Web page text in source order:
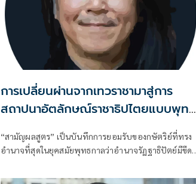
การเปลี่ยนผ่านจากเทวราชามาสู่การ
สถาปนาอัตลักษณ์ราชาธิปไตยแบบพุทธ
ศาสนาในพระไตรปิฏก : สามัญผลสูตรใน
ฐานะทฤษฎีขีดจำกัดของอำนาจรัฐเหนือ
แรงงานและทรัพย์สิน
“สามัญผลสูตร” เป็นบันทึกการยอมรับของกษัตริย์ที่ทรง
อำนาจที่สุดในยุคสมัยพุทธกาลว่าอำนาจรัฏฐาธิปัตย์มีขีด
จิตใจของพลเมือง